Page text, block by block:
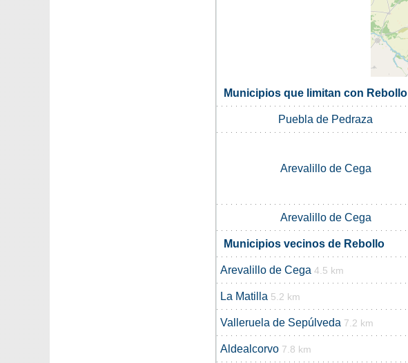
Municipios que limitan con Rebollo
Puebla de Pedraza
Arevalillo de Cega
Arevalillo de Cega
Municipios vecinos de Rebollo
Arevalillo de Cega 4.5 km
La Matilla 5.2 km
Valleruela de Sepúlveda 7.2 km
Aldealcorvo 7.8 km